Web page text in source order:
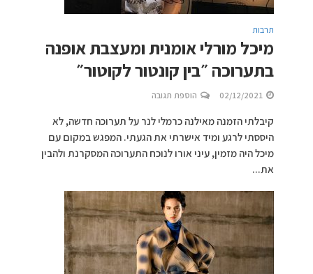
תרבות
מיכל מורלי אומנית ומעצבת אופנה
בתערוכה ״בין קונטור לקוטור״
02/12/2021 הוספת תגובה
קיבלתי הזמנה מאילנה כרמלי לנר על תערוכה חדשה, לא
היססתי לרגע ומיד אישרתי את הגעתי. המפגש במקום עם
מיכל היה מזמין, עיני אורו לנוכח התערוכה המסקרנת ולהבין
את...